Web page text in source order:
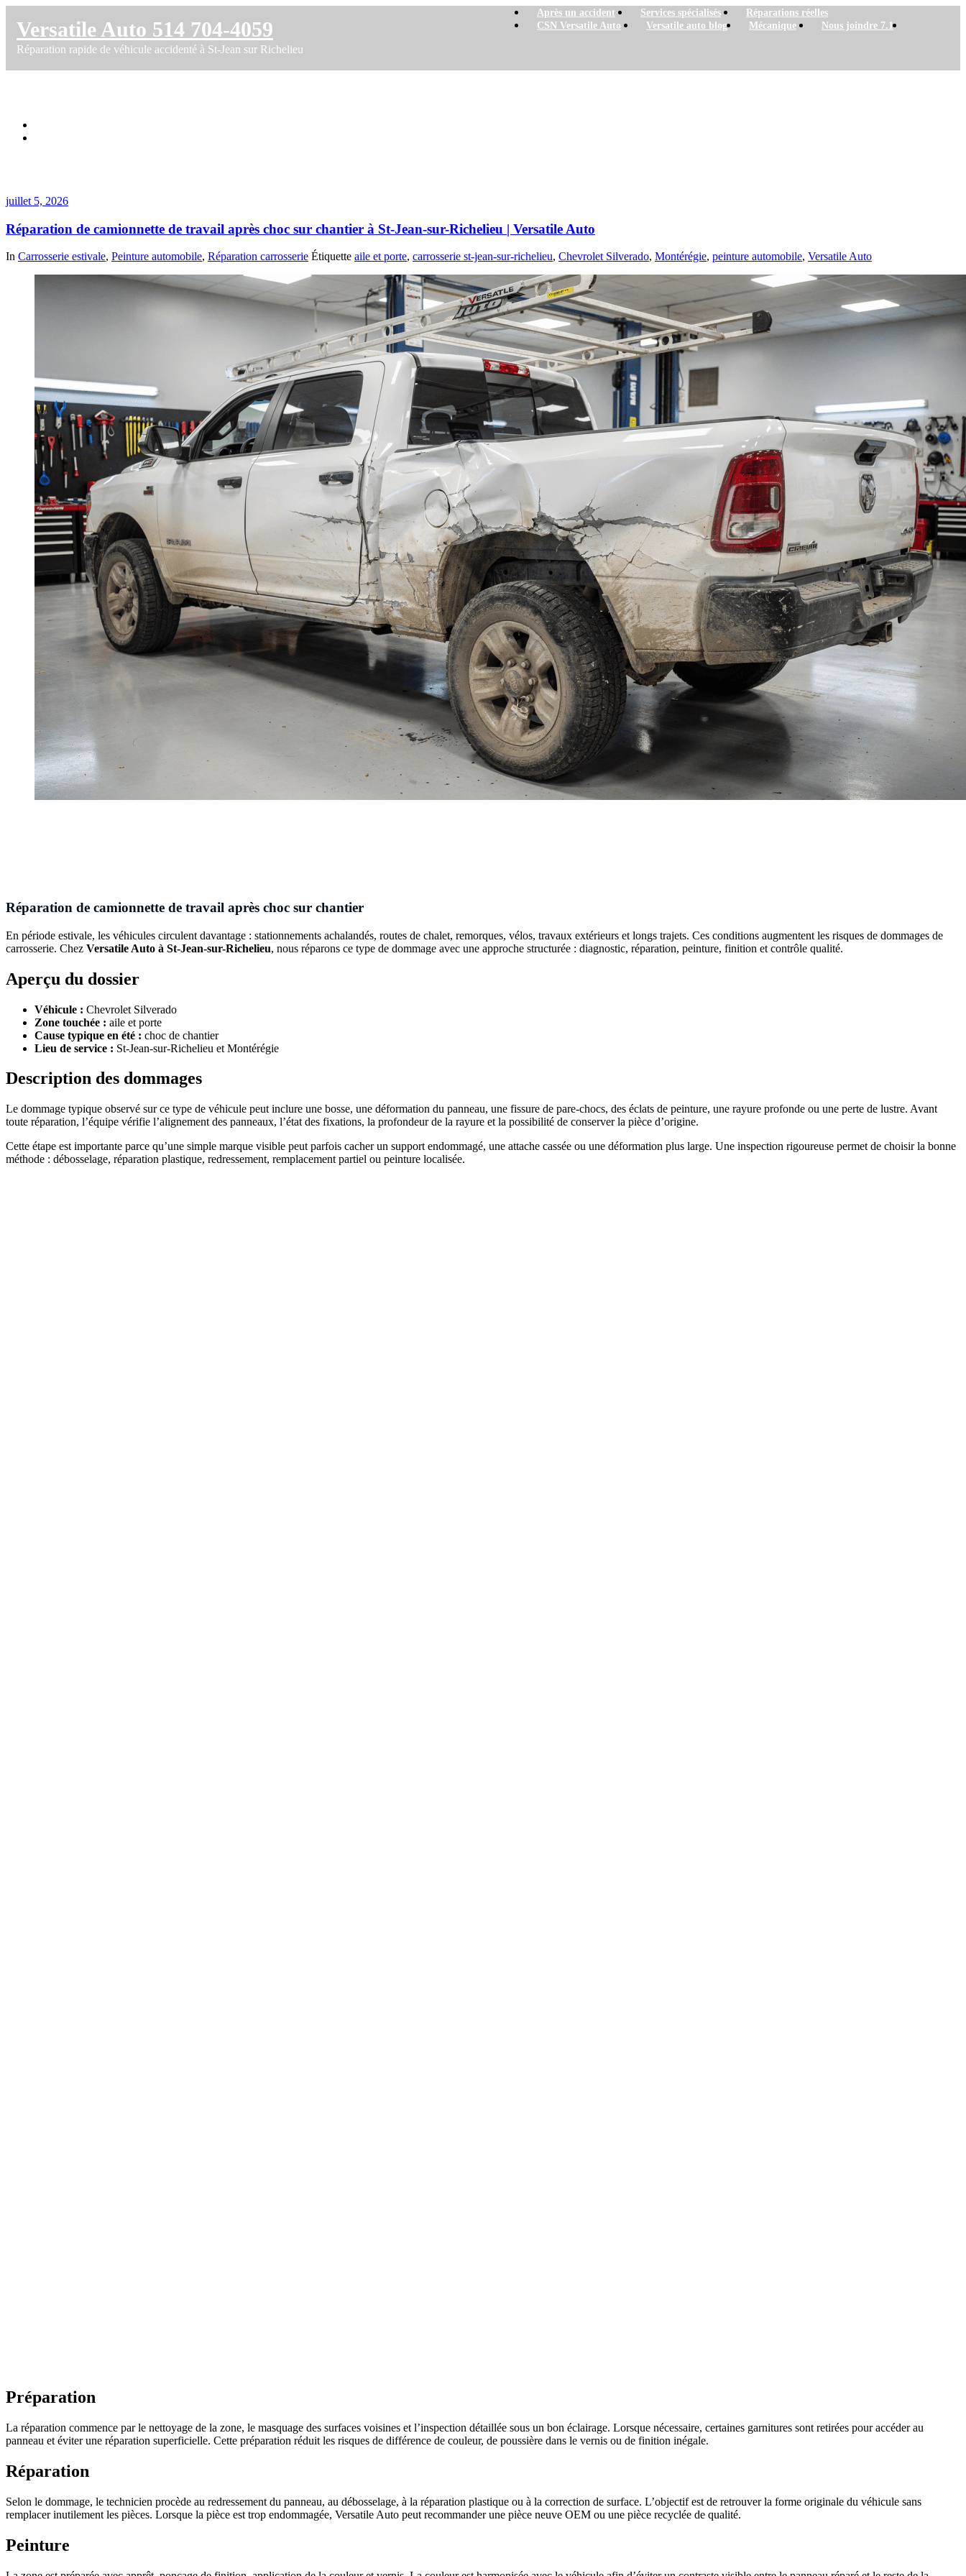
Versatile Auto 514 704-4059
Réparation rapide de véhicule accidenté à St-Jean sur Richelieu
Après un accident Services spécialisés
Réparations réelles
CSN Versatile Auto
Versatile auto blog Mécanique Nous joindre 7.1
juillet 5, 2026
Réparation de camionnette de travail après choc sur chantier à St-Jean-sur-Richelieu | Versatile Auto
In Carrosserie estivale, Peinture automobile, Réparation carrosserie Étiquette aile et porte, carrosserie st-jean-sur-richelieu, Chevrolet Silverado, Montérégie, peinture automobile, Versatile Auto
Réparation de camionnette de travail après choc sur chantier
En période estivale, les véhicules circulent davantage : stationnements achalandés, routes de chalet, remorques, vélos, travaux extérieurs et longs trajets. Ces conditions augmentent les risques de dommages de
carrosserie. Chez Versatile Auto à St-Jean-sur-Richelieu, nous réparons ce type de dommage avec une approche structurée : diagnostic, réparation, peinture, finition et contrôle qualité.
Aperçu du dossier
Véhicule : Chevrolet Silverado
Zone touchée : aile et porte
Cause typique en été : choc de chantier
Lieu de service : St-Jean-sur-Richelieu et Montérégie
Description des dommages
Le dommage typique observé sur ce type de véhicule peut inclure une bosse, une déformation du panneau, une fissure de pare-chocs, des éclats de peinture, une rayure profonde ou une perte de lustre. Avant
toute réparation, l’équipe vérifie l’alignement des panneaux, l’état des fixations, la profondeur de la rayure et la possibilité de conserver la pièce d’origine.
Cette étape est importante parce qu’une simple marque visible peut parfois cacher un support endommagé, une attache cassée ou une déformation plus large. Une inspection rigoureuse permet de choisir la bonne
méthode : débosselage, réparation plastique, redressement, remplacement partiel ou peinture localisée.
Préparation
La réparation commence par le nettoyage de la zone, le masquage des surfaces voisines et l’inspection détaillée sous un bon éclairage. Lorsque nécessaire, certaines garnitures sont retirées pour accéder au
panneau et éviter une réparation superficielle. Cette préparation réduit les risques de différence de couleur, de poussière dans le vernis ou de finition inégale.
Réparation
Selon le dommage, le technicien procède au redressement du panneau, au débosselage, à la réparation plastique ou à la correction de surface. L’objectif est de retrouver la forme originale du véhicule sans
remplacer inutilement les pièces. Lorsque la pièce est trop endommagée, Versatile Auto peut recommander une pièce neuve OEM ou une pièce recyclée de qualité.
Peinture